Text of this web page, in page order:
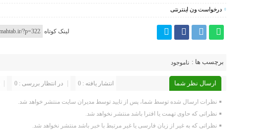
درخواست ون اینترنتی
لینک کوتاه
برچسب ها : ناموجود
ارسال نظر شما در انتظار بررسی : 0 انتشار یافته : 0
نظرات ارسال شده توسط شما، پس از تایید توسط مدیران سایت منتشر خواهد شد.
نظراتی که حاوی تهمت یا افترا باشد منتشر نخواهد شد.
نظراتی که به غیر از زبان فارسی یا غیر مرتبط با خبر باشد منتشر نخواهد شد.